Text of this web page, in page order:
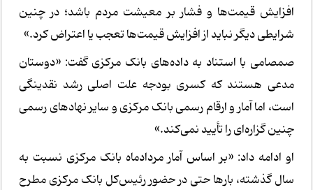
افزایش قیمت‌ها و فشار بر معیشت مردم باشد؛ در چنین
شرایطی دیگر نباید از افزایش قیمت‌ها تعجب یا اعتراض کرد.»
صمصامی با استناد به داده‌های بانک مرکزی گفت: «دوستان
مدعی هستند که کسری بودجه علت اصلی رشد نقدینگی
است، اما آمار و ارقام رسمی بانک مرکزی و سایر نهادهای رسمی
چنین گزاره‌ای را تأیید نمی‌کند.»
او ادامه داد: «بر اساس آمار مردادماه بانک مرکزی نسبت به
سال گذشته، بارها حتی در حضور رئیس‌کل بانک مرکزی مطرح